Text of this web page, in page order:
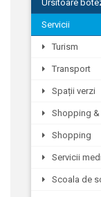
Ursitoare
Servicii
Turism
Transport
Spații verzi
Shopping
Shopping
Servicii
Scoala de